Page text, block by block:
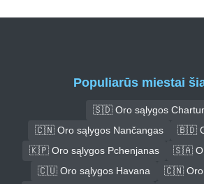
Populiarūs miestai
🇸🇩 Oro sąlygos
🇨🇳 Oro sąlygos Nančangas
🇧🇩
🇰🇵 Oro sąlygos Pchenjanas
🇸🇦
🇨🇺 Oro sąlygos Havana
🇨🇳 Oro